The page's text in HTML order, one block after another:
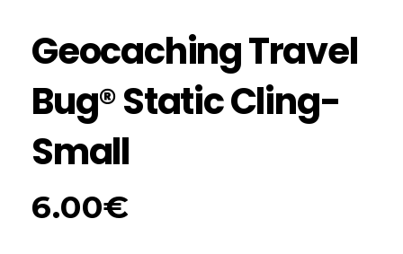
Geocaching Travel
Bug®️ Static Cling-
Small
6.00€